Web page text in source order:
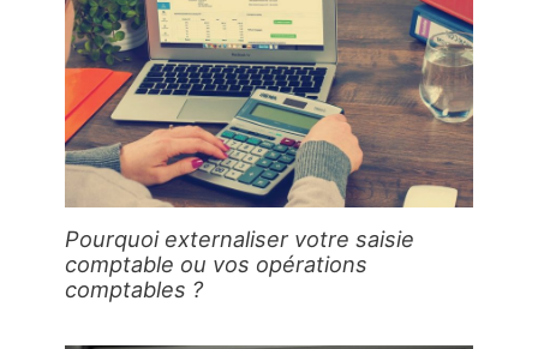
Pourquoi externaliser votre saisie
comptable ou vos opérations
comptables ?